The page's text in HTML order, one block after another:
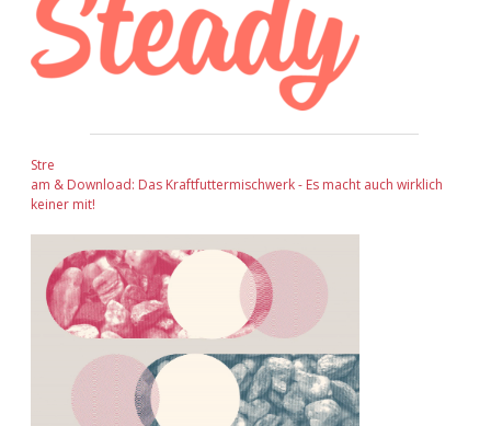
Stre
am & Download: Das Kraftfuttermischwerk - Es macht auch wirklich
keiner mit!